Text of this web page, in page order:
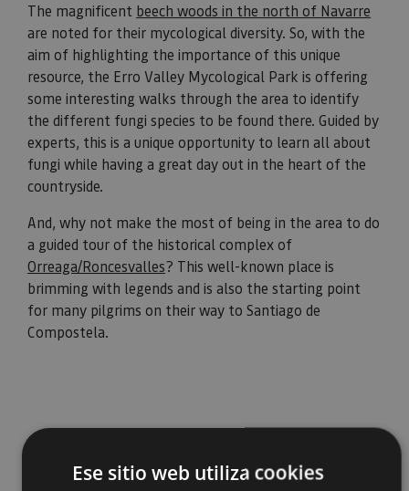
The magnificent beech woods in the north of Navarre
are noted for their mycological diversity. So, with the
aim of highlighting the importance of this unique
resource, the Erro Valley Mycological Park is offering
some interesting walks through the area to identify
the different fungi species to be found there. Guided by
experts, this is a unique opportunity to learn all about
fungi while having a great day out in the heart of the
countryside.
And, why not make the most of being in the area to do
a guided tour of the historical complex of
Orreaga/Roncesvalles? This well-known place is
brimming with legends and is also the starting point
for many pilgrims on their way to Santiago de
Compostela.
Ese sitio web utiliza cookies